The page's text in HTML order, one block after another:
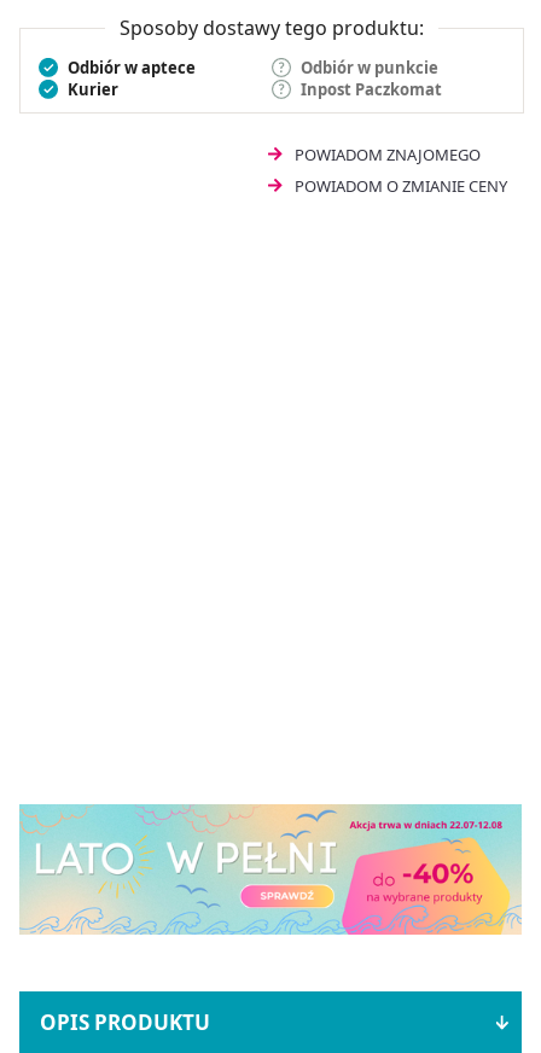
Sposoby dostawy tego produktu:
Odbiór w aptece
Odbiór w punkcie
Kurier
Inpost Paczkomat
POWIADOM ZNAJOMEGO
POWIADOM O ZMIANIE CENY
OPIS PRODUKTU